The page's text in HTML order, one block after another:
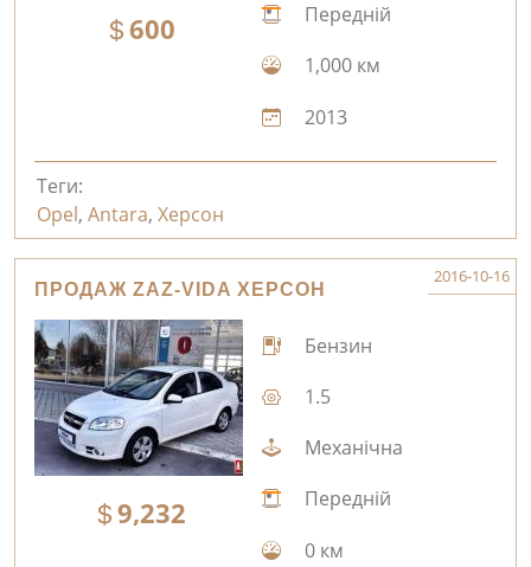
600
Передній
1,000 км
2013
Теги:
Opel, Antara, Херсон
ПРОДАЖ ZAZ-VIDA ХЕРСОН
2016-10-16
9,232
Бензин
1.5
Механічна
Передній
0 км